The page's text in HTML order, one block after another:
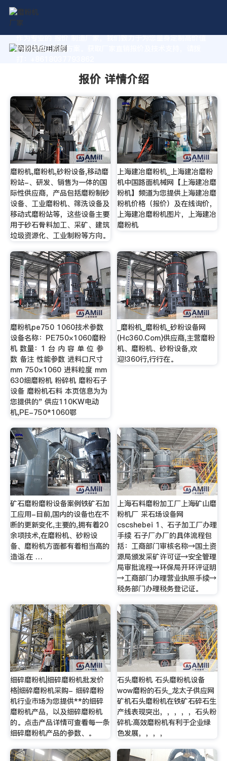
作为专业的 报价 制造厂家，我们致力于为您量身定制高价值
的粉体加工系统方案。获取厂家直销报价及技术支持，请拨
报价 详情介绍
磨粉机,磨粉机,砂粉设备,移动磨
粉站-、研发、销售为一体的国
际性供应商，产品包括磨粉制砂
设备、工业磨粉机、筛洗设备及
移动式磨粉站等，这些设备主要
用于砂石骨料加工、采矿、建筑
垃圾资源化、工业制粉等方向。
上海建冶磨粉机_上海建冶磨粉
机中国路面机械网【上海建冶磨
粉机】频道为您提供上海建冶磨
粉机价格（报价）及在线询价，
上海建冶磨粉机图片，上海建冶
磨粉机
磨粉机pe750 1060技术参数
设备名称：PE750×1060磨粉
机 数量：1 台 内 容 单 位 参
数 备注 性能参数 进料口尺寸
mm 750×1060 进料粒度 mm
630细磨粉机 粉碎机 磨粉石子
设备 磨粉机石料 本页信息为为
您提供的" 供应110KW电动
机,PE-750*1060鄂
_磨粉机_磨粉机_砂粉设备网
(Hc360.Com)供应商,主营磨粉
机、磨粉机、砂粉设备,欢
迎!360行,行行在。
矿石磨粉磨粉设备案例铁矿石加
工应用-目前,国内的设备也在不
断的更新变化,主要的,拥有着20
余项技术,在磨粉机、砂粉设
备、磨粉机方面都有着相当高的
造诣.在 …
上海石料磨粉加工厂上海矿山磨
粉机厂 采石场设备网
cscshebei 1、石子加工厂办理
手续 石子厂办厂的具体流程包
括：工商部门审核名称→国土资
源局颁发采矿许可证→安全管理
局审批流程→环保局开环评证明
→工商部门办理营业执照手续→
税务部门办理税务登记证。
细碎磨粉机|细碎磨粉机批发价
格|细碎磨粉机采购- 细碎磨粉
机行业市场为您提供**的细碎
磨粉机产品，以及细碎磨粉机
的。点击产品详情可查看每一条
细碎磨粉机产品的参数、。
石头磨粉机 石头磨粉机设备
wow磨粉的石头_龙太子供应网
矿机石头磨粉机在铁矿石碎石生
产线表现突出，，，，，石头粉
碎机:高效磨粉机有利于企业绿
色发展，，，，